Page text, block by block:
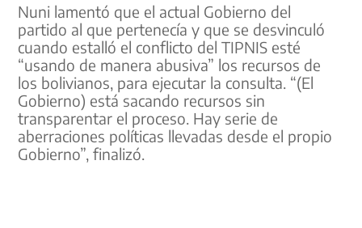
Nuni lamentó que el actual Gobierno del
partido al que pertenecía y que se desvinculó
cuando estalló el conflicto del TIPNIS esté
“usando de manera abusiva” los recursos de
los bolivianos, para ejecutar la consulta. “(El
Gobierno) está sacando recursos sin
transparentar el proceso. Hay serie de
aberraciones políticas llevadas desde el propio
Gobierno”, finalizó.